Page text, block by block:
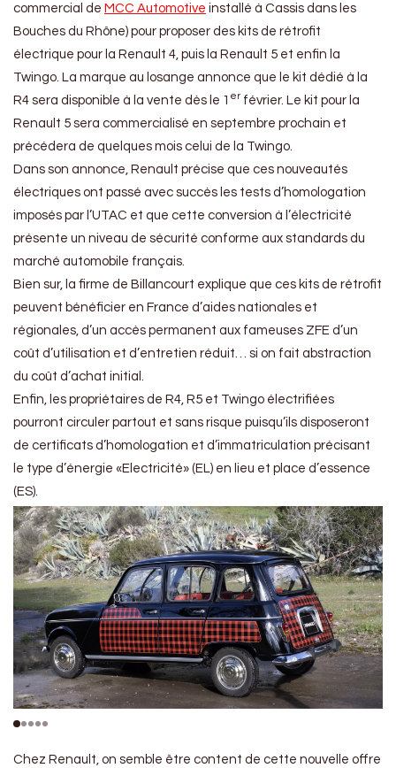
commercial de MCC Automotive installé à Cassis dans les
Bouches du Rhône) pour proposer des kits de rétrofit
électrique pour la Renault 4, puis la Renault 5 et enfin la
Twingo. La marque au losange annonce que le kit dédié à la
R4 sera disponible à la vente dès le 1 er février. Le kit pour la
Renault 5 sera commercialisé en septembre prochain et
précédera de quelques mois celui de la Twingo.
Dans son annonce, Renault précise que ces nouveautés
électriques ont passé avec succès les tests d’homologation
imposés par l’UTAC et que cette conversion à l’électricité
présente un niveau de sécurité conforme aux standards du
marché automobile français.
Bien sur, la firme de Billancourt explique que ces kits de rétrofit
peuvent bénéficier en France d’aides nationales et
régionales, d’un accès permanent aux fameuses ZFE d’un
coût d’utilisation et d’entretien réduit… si on fait abstraction
du coût d’achat initial.
Enfin, les propriétaires de R4, R5 et Twingo électrifiées
pourront circuler partout et sans risque puisqu’ils disposeront
de certificats d’homologation et d’immatriculation précisant
le type d’énergie «Electricité» (EL) en lieu et place d’essence
(ES).
Chez Renault, on semble être content de cette nouvelle offre